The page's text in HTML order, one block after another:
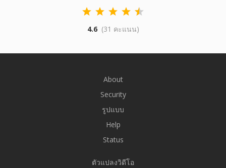
4.6 (31 คะแนน)
About
Security
รูปแบบ
Help
Status
ตัวแปลงวิดีโอ